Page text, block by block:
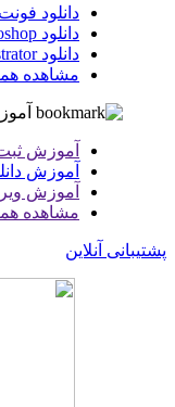
دانلود
دانلود Photoshop
دانلود Illustrator
مشاهده
آموزش
آموزش
آموزش
مشاهده
پشتیبانی آنلاین